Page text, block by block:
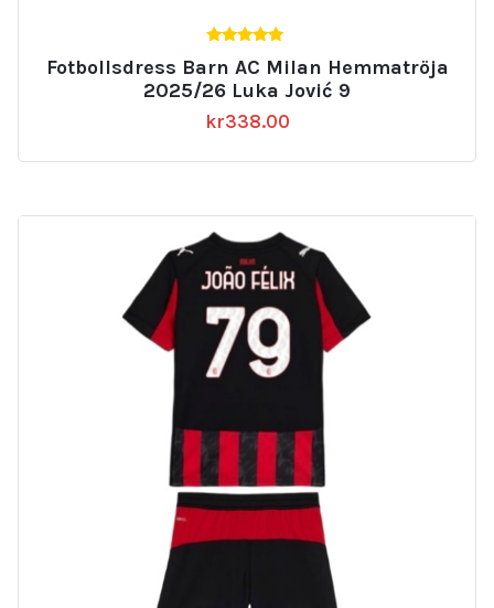
av 5
Fotbollsdress Barn AC Milan Hemmatröja
2025/26 Luka Jović 9
kr338.00